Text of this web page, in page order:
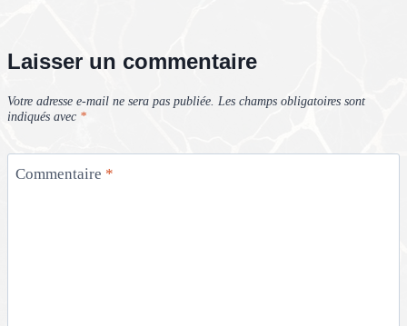
Laisser un commentaire
Votre adresse e-mail ne sera pas publiée. Les champs obligatoires sont
indiqués avec *
Commentaire *